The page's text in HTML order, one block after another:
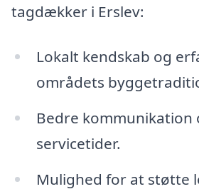
tagdækker i Erslev:
Lokalt kendskab og
områdets
Bedre
servicetider.
Mulighed for at støtte